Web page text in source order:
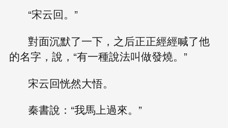
“宋云回。”
對面沉默了一下，之后正正經經喊了他
的名字，說，“有一種說法叫做發燒。”
宋云回恍然大悟。
秦書說：“我馬上過來。”